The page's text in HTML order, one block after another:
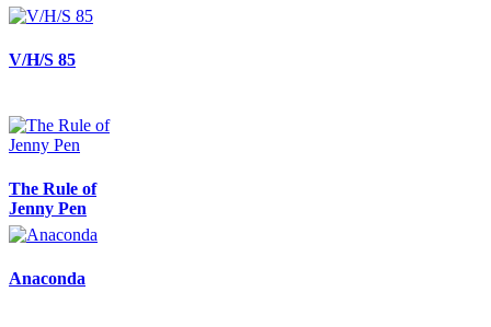
V/H/S 85
The Rule of
Jenny Pen
Anaconda